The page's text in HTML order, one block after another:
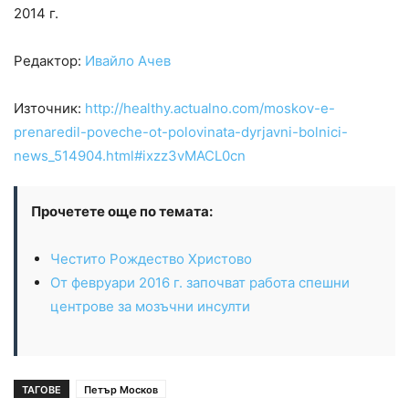
2014 г.
Редактор: Ивайло Ачев
Източник: http://healthy.actualno.com/moskov-e-
prenaredil-poveche-ot-polovinata-dyrjavni-bolnici-
news_514904.html#ixzz3vMACL0cn
Прочетете още по темата:
Честито Рождество Христово
От февруари 2016 г. започват работа спешни
центрове за мозъчни инсулти
ТАГОВЕ Петър Москов